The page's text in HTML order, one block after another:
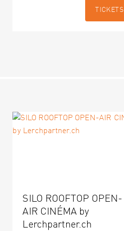
TICKETS
SILO ROOFTOP OPEN-
AIR CINÉMA by
Lerchpartner.ch